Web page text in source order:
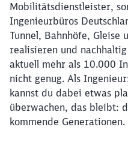
Mobilitätsdienstleister,
Ingenieurbüros
Tunnel, Bahnhöfe, Gleise
realisieren und
aktuell mehr als 10.000
nicht genug. Als
kannst du dabei etwas
überwachen, das bleibt:
kommende Generationen.